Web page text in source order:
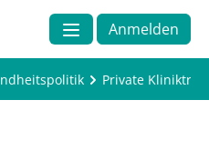
Anmelden
Private